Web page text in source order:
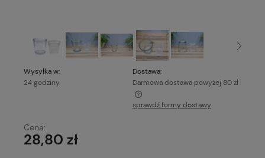
Wysyłka w:
24 godziny
Dostawa:
Darmowa dostawa powyżej 80 zł
Każde zamówienie o wartości powyżej 80 zł wysyłamy
sprawdź formy dostawy
Cena:
28,80 zł